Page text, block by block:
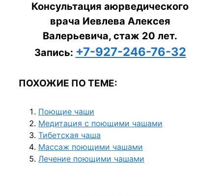
Консультация аюрведического
врача Иевлева Алексея
Валерьевича, стаж 20 лет.
Запись: +7-927-246-76-32
ПОХОЖИЕ ПО ТЕМЕ:
Поющие чаши
Медитация с поющими чашами
Тибетская чаша
Массаж поющими чашами
Лечение поющими чашами